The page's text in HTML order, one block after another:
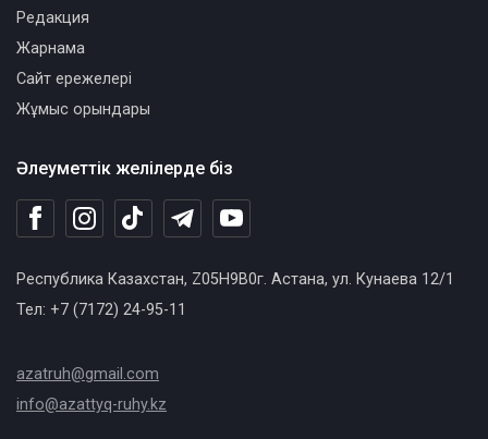
Әлеуметтік желілерде біз
Республика Казахстан, Z05H9B0г. Астана, ул. Кунаева 12/1
Тел: +7 (7172) 24-95-11
azatruh@gmail.com
info@azattyq-ruhy.kz
Редакция
Жарнама
Сайт ережелері
Жұмыс орындары